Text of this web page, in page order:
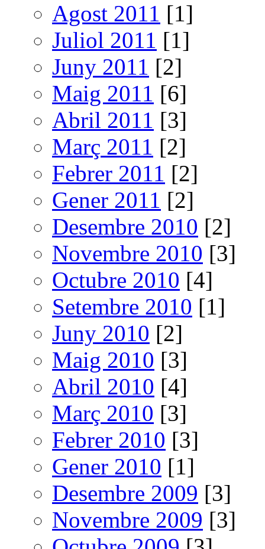
Agost 2011 [1]
Juliol 2011 [1]
Juny 2011 [2]
Maig 2011 [6]
Abril 2011 [3]
Març 2011 [2]
Febrer 2011 [2]
Gener 2011 [2]
Desembre 2010 [2]
Novembre 2010 [3]
Octubre 2010 [4]
Setembre 2010 [1]
Juny 2010 [2]
Maig 2010 [3]
Abril 2010 [4]
Març 2010 [3]
Febrer 2010 [3]
Gener 2010 [1]
Desembre 2009 [3]
Novembre 2009 [3]